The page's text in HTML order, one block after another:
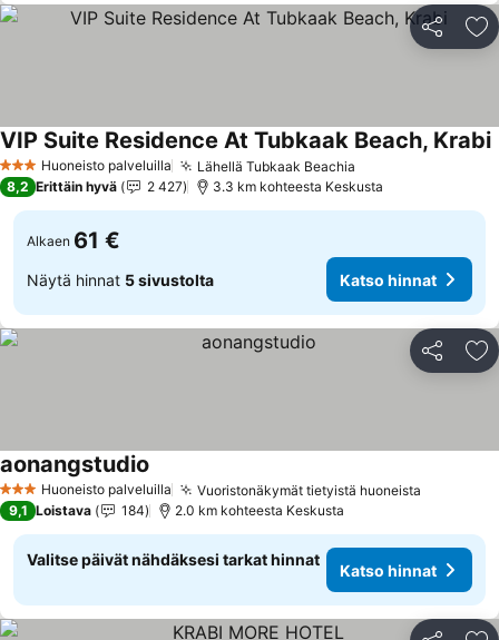
Jaa
3 Tähtiluokitus
Huoneisto palveluilla Lähellä Tubkaak Beachia
VIP Suite Residence At Tubkaak Beach, Krabi
8,2 Erittäin hyvä 2 427 3.3 km kohteesta Keskusta
Alkaen 61 €
Näytä hinnat 5 sivustolta Katso hinnat
Jaa
3 Tähtiluokitus
Huoneisto palveluilla Vuoristonäkymät tietyistä huoneista
aonangstudio
9,1 Loistava 184 2.0 km kohteesta Keskusta
Valitse päivät nähdäksesi tarkat hinnat
Katso hinnat